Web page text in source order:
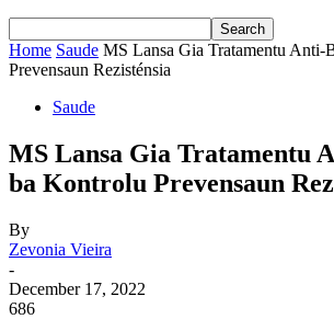
Home Saude MS Lansa Gia Tratamentu Anti-
Prevensaun Rezisténsia
Saude
MS Lansa Gia Tratamentu
ba Kontrolu Prevensaun
By
Zevonia Vieira
-
December 17, 2022
686